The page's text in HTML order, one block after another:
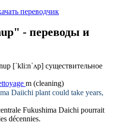
- переводы и
[ˈkli:nˈʌp] существительное
m (cleaning)
Daiichi plant could take years,
Fukushima Daichi pourrait
décennies.